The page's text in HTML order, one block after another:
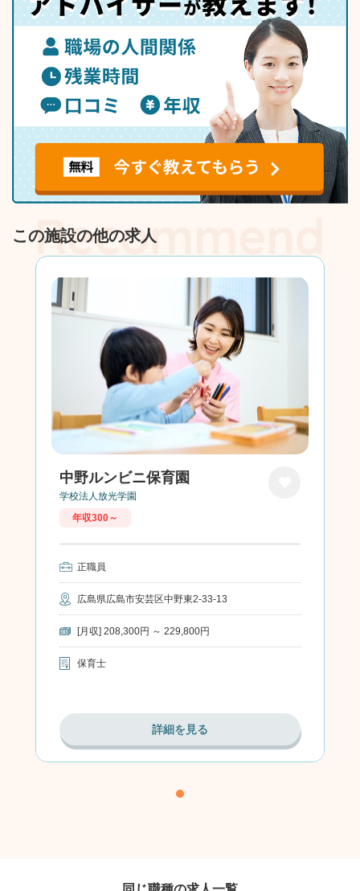
この施設の他の求人
中野ルンビニ保育園
学校法人放光学園
年収300～
正職員
広島県広島市安芸区中野東2-33-13
[月収] 208,300円 ～ 229,800円
保育士
詳細を見る